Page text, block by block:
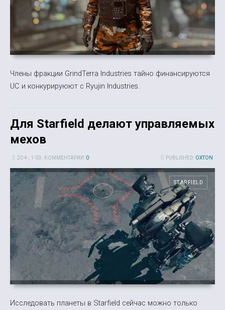
Члены фракции GrindTerra Industries тайно финансируются
UC и конкурируюют с Ryujin Industries.
Для Starfield делают управляемых
мехов
PUBLISHED: OXTON
20 4-, 1-03 КОММЕНТАРИИ: 0
STARFIELD
Исследовать планеты в Starfield сейчас можно только